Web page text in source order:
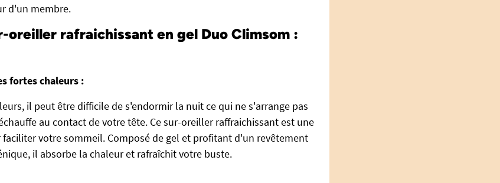
d'un membre.
oreiller rafraichissant en gel Duo Climsom :
fortes chaleurs :
il peut être difficile de s'endormir la nuit ce qui ne s'arrange pas
au contact de votre tête. Ce sur-oreiller raffraichissant est une
votre sommeil. Composé de gel et profitant d'un revêtement
il absorbe la chaleur et rafraîchit votre buste.